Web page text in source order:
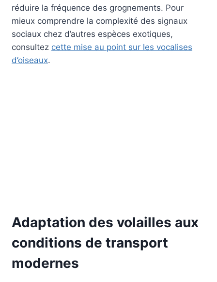
réduire la fréquence des grognements. Pour
mieux comprendre la complexité des signaux
sociaux chez d’autres espèces exotiques,
consultez cette mise au point sur les vocalises
d’oiseaux.
Adaptation des volailles aux
conditions de transport
modernes